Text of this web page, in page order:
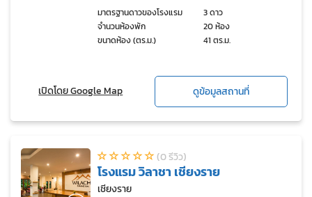
มาตรฐานดาวของโรงแรม
3 ดาว
จำนวนห้องพัก
20 ห้อง
ขนาดห้อง (ตร.ม.)
41 ตร.ม.
เปิดโดย Google Map ดูข้อมูลสถานที่
(0 รีวิว)
โรงแรม วิลาชา เชียงราย
เชียงราย